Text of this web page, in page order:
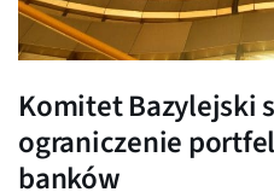
Komitet Bazylejski
ograniczenie
banków